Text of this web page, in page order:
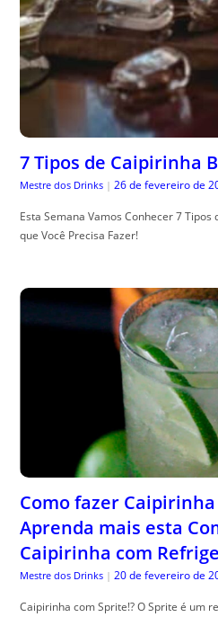
7 Tipos de Caipirinha
Mestre dos Drinks | 26 de fevereiro de
Esta Semana Vamos Conhecer 7
que Você Precisa Fazer!
Como fazer
Aprenda mais esta
Caipirinha com
Mestre dos Drinks | 20 de fevereiro de
Caipirinha com Sprite!? O Sprite é um